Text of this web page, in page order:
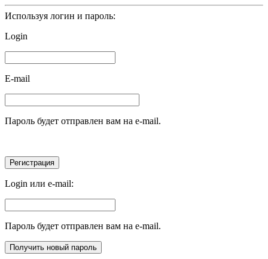
Используя логин и пароль:
Login
E-mail
Пароль будет отправлен вам на e-mail.
Login или e-mail:
Пароль будет отправлен вам на e-mail.